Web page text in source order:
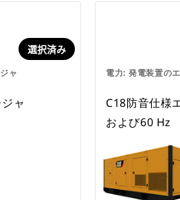
ャ
選択済み
ャ
電力: 発電装置の
C18防音仕様
および60 Hz